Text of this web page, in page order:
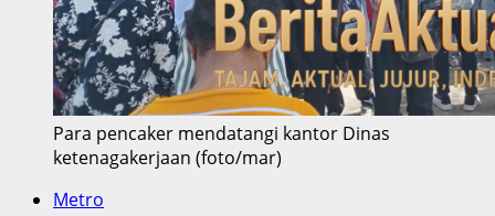
Para pencaker mendatangi kantor Dinas
ketenagakerjaan (foto/mar)
Metro